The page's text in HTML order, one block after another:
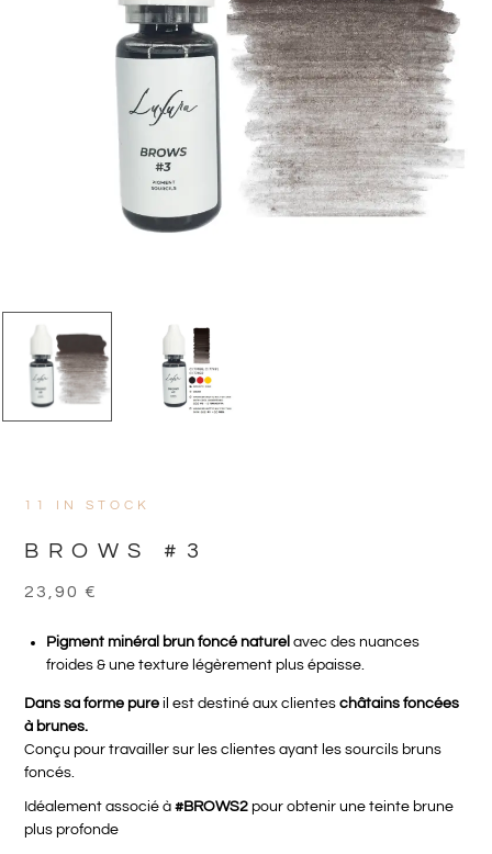
11 IN STOCK
BROWS #3
23,90 €
Pigment minéral brun foncé naturel avec des nuances
froides & une texture légèrement plus épaisse.
Dans sa forme pureil est destiné aux clienteschâtains foncées
à brunes.
Conçu pour travailler sur les clientes ayant les sourcils bruns
foncés.
Idéalement associé à#BROWS2 pour obtenir une teinte brune
plus profonde